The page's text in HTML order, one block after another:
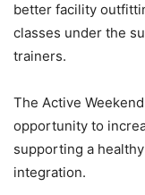
better facility
classes under the
trainers.
The Active
opportunity to
supporting a
integration.